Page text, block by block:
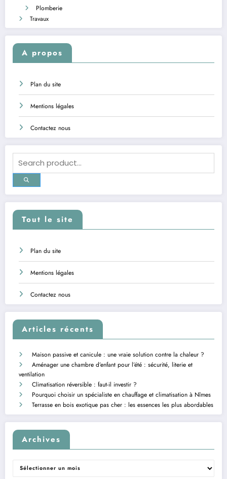
Plomberie
Travaux
A propos
Plan du site
Mentions légales
Contactez nous
Tout le site
Plan du site
Mentions légales
Contactez nous
Articles récents
Maison passive et canicule : une vraie solution contre la chaleur ?
Aménager une chambre d’enfant pour l’été : sécurité, literie et
ventilation
Climatisation réversible : faut-il investir ?
Pourquoi choisir un spécialiste en chauffage et climatisation à Nîmes
Terrasse en bois exotique pas cher : les essences les plus abordables
Archives
Archives